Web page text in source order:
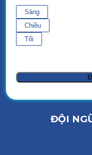
Sáng
Chiều
Tối
ĐỘI